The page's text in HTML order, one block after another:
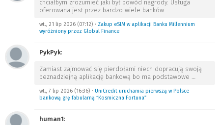
chciałbym zrozumieć jaki był powód nagrody. Usługa
oferowana jest przez bardzo wiele banków. …
wt., 21 lip 2026 (07:12) • Zakup eSIM w aplikacji Banku Millennium
wyróżniony przez Global Finance
PykPyk:
Zamiast zajmować się pierdołami niech dopracują swoją
beznadziejną aplikację bankową bo ma podstawowe …
wt., 7 lip 2026 (16:36) • UniCredit uruchamia pierwszą w Polsce
bankową grę fabularną “Kosmiczna Fortuna”
human1: